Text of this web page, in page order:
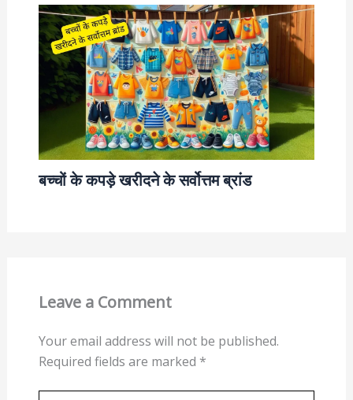
बच्चों के कपड़े खरीदने के सर्वोत्तम ब्रांड
Leave a Comment
Your email address will not be published.
Required fields are marked *